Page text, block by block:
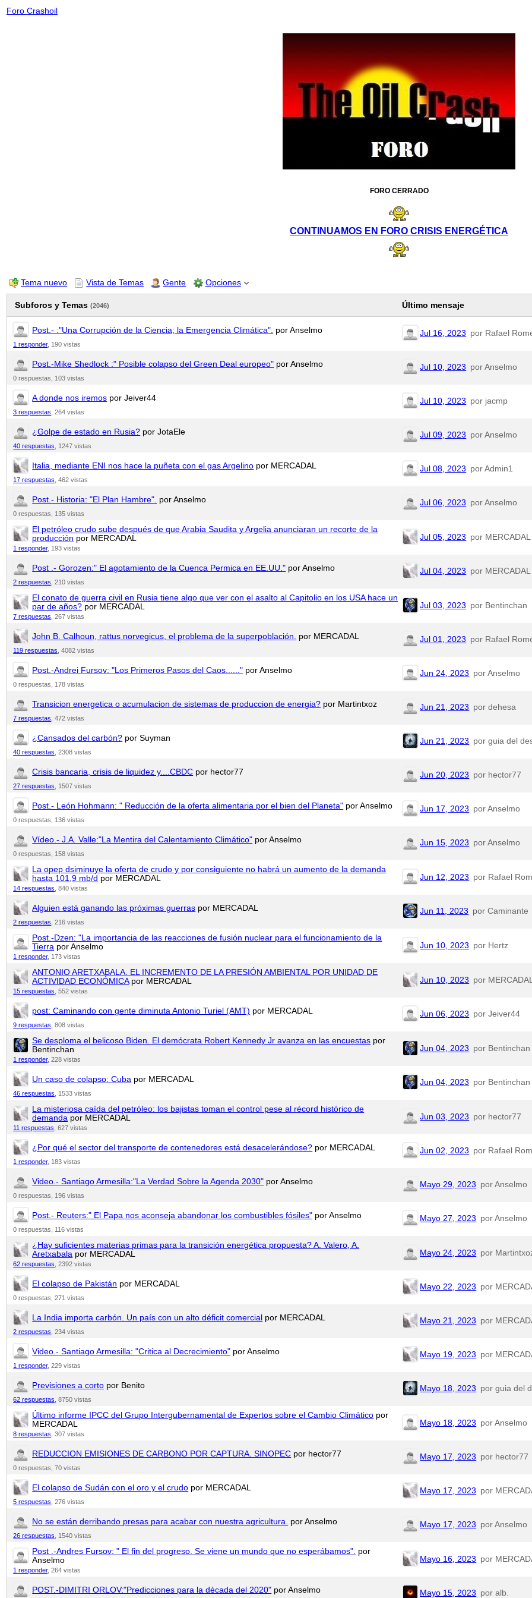
Foro Crashoil
FORO CERRADO
CONTINUAMOS EN FORO CRISIS ENERGÉTICA
Tema nuevo Vista de Temas Gente Opciones
Subforos y Temas(2046) Último mensaje
Post.- :"Una Corrupción de la Ciencia; la Emergencia Climática". por Anselmo
1 responder, 190 vistas
Jul 16, 2023 por Rafael
Post.-Mike Shedlock :" Posible colapso del Green Deal europeo" por Anselmo
0 respuestas, 103 vistas
Jul 10, 2023 por Anselmo
A donde nos iremos por Jeiver44
3 respuestas ,264 vistas
Jul 10, 2023 por jacmp
¿Golpe de estado en Rusia? por JotaEle
40 respuestas 1247 vistas
Jul 09, 2023 por Anselmo
Italia, mediante ENI nos hace la puñeta con el gas Argelino por MERCADAL
17 respuestas ,462 vistas
Jul 08, 2023 por Admin1
Post.- Historia: "El Plan Hambre". por Anselmo
0 respuestas, 135 vistas
Jul 06, 2023 por Anselmo
El petróleo crudo sube después de que Arabia Saudita y Argelia anunciaran un recorte de la
producción por MERCADAL
1 responder, 193 vistas
Jul 05, 2023 por MERCADAL
Post .- Gorozen:" El agotamiento de la Cuenca Permica en EE.UU." por Anselmo
2 respuestas ,210 vistas
Jul 04, 2023 por MERCADAL
El conato de guerra civil en Rusia tiene algo que ver con el asalto al Capitolio en los USA hace un
par de años? por MERCADAL
7 respuestas ,267 vistas
Jul 03, 2023 por Bentinchan
John B. Calhoun, rattus norvegicus, el problema de la superpoblación. por MERCADAL
119 respuestas ,4082 vistas
Jul 01, 2023 por Rafael
Post.-Andrei Fursov: "Los Primeros Pasos del Caos......" por Anselmo
0 respuestas, 178 vistas
Jun 24, 2023 por Anselmo
Transicion energetica o acumulacion de sistemas de produccion de energia? por Martintxoz
7 respuestas ,472 vistas
Jun 21, 2023 por dehesa
¿Cansados del carbón? por Suyman
40 respuestas ,2308 vistas
Jun 21, 2023 por guia del
Crisis bancaria, crisis de liquidez y....CBDC por hector77
27 respuestas 1507 vistas
Jun 20, 2023 por hector77
Post.- León Hohmann: " Reducción de la oferta alimentaria por el bien del Planeta" por Anselmo
0 respuestas, 136 vistas
Jun 17, 2023 por Anselmo
Vídeo.- J.A. Valle:"La Mentira del Calentamiento Climático" por Anselmo
0 respuestas, 158 vistas
Jun 15, 2023 por Anselmo
La opep dsiminuye la oferta de crudo y por consiguiente no habrá un aumento de la demanda
hasta 101,9 mb/d por MERCADAL
14 respuestas ,840 vistas
Jun 12, 2023 por Rafael
Alguien está ganando las próximas guerras por MERCADAL
2 respuestas ,216 vistas
Jun 11, 2023 por Caminante
Post.-Dzen: "La importancia de las reacciones de fusión nuclear para el funcionamiento de la
Tierra por Anselmo
1 responder, 173 vistas
Jun 10, 2023 por Hertz
ANTONIO ARETXABALA. EL INCREMENTO DE LA PRESIÓN AMBIENTAL POR UNIDAD DE
ACTIVIDAD ECONÓMICApor MERCADAL
15 respuestas ,552 vistas
Jun 10, 2023 por MERCADAL
post: Caminando con gente diminuta Antonio Turiel (AMT) por MERCADAL
9 respuestas ,808 vistas
Jun 06, 2023 por Jeiver44
Se desploma el belicoso Biden. El demócrata Robert Kennedy Jr avanza en las encuestas por
Bentinchan
1 responder,228 vistas
Jun 04, 2023 por Bentinchan
Un caso de colapso: Cuba por MERCADAL
46 respuestas 1533 vistas
Jun 04, 2023 por Bentinchan
La misteriosa caída del petróleo: los bajistas toman el control pese al récord histórico de
demanda por MERCADAL
11 respuestas ,627 vistas
Jun 03, 2023 por hector77
¿Por qué el sector del transporte de contenedores está desacelerándose? por MERCADAL
1 responder, 183 vistas
Jun 02, 2023 por Rafael
Video.- Santiago Armesilla:"La Verdad Sobre la Agenda 2030" por Anselmo
0 respuestas, 196 vistas
Mayo 29, 2023 por Anselmo
Post.- Reuters:" El Papa nos aconseja abandonar los combustibles fósiles" por Anselmo
0 respuestas, 116 vistas
Mayo 27, 2023 por Anselmo
¿Hay suficientes materias primas para la transición energética propuesta? A. Valero, A.
Aretxabala por MERCADAL
62 respuestas ,2392 vistas
Mayo 24, 2023 por
El colapso de Pakistán por MERCADAL
0 respuestas,271 vistas
Mayo 22, 2023 por
La India importa carbón. Un país con un alto déficit comercial por MERCADAL
2 respuestas ,234 vistas
Mayo 21, 2023 por
Video.- Santiago Armesilla: "Critica al Decrecimiento" por Anselmo
1 responder,229 vistas
Mayo 19, 2023 por
Previsiones a corto por Benito
62 respuestas ,8750 vistas
Mayo 18, 2023 por guia del
Último informe IPCC del Grupo Intergubernamental de Expertos sobre el Cambio Climático por
MERCADAL
8 respuestas ,307 vistas
Mayo 18, 2023 por Anselmo
REDUCCION EMISIONES DE CARBONO POR CAPTURA. SINOPEC por hector77
0 respuestas,70 vistas
Mayo 17, 2023 por hector77
El colapso de Sudán con el oro y el crudo por MERCADAL
5 respuestas ,276 vistas
Mayo 17, 2023 por
No se están derribando presas para acabar con nuestra agricultura. por Anselmo
26 respuestas 1540 vistas
Mayo 17, 2023 por Anselmo
Post .-Andres Fursov: " El fin del progreso. Se viene un mundo que no esperábamos". por
Anselmo
1 responder,264 vistas
Mayo 16, 2023 por
POST.-DIMITRI ORLOV:"Predicciones para la década del 2020" por Anselmo Mayo 15, 2023 por alb.